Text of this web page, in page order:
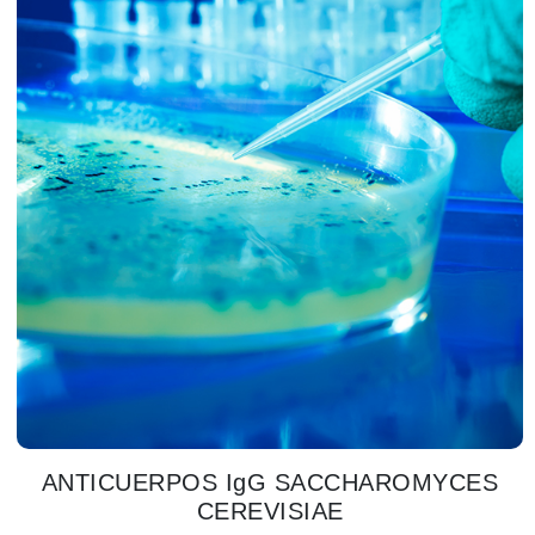
ANTICUERPOS IgG SACCHAROMYCES
CEREVISIAE